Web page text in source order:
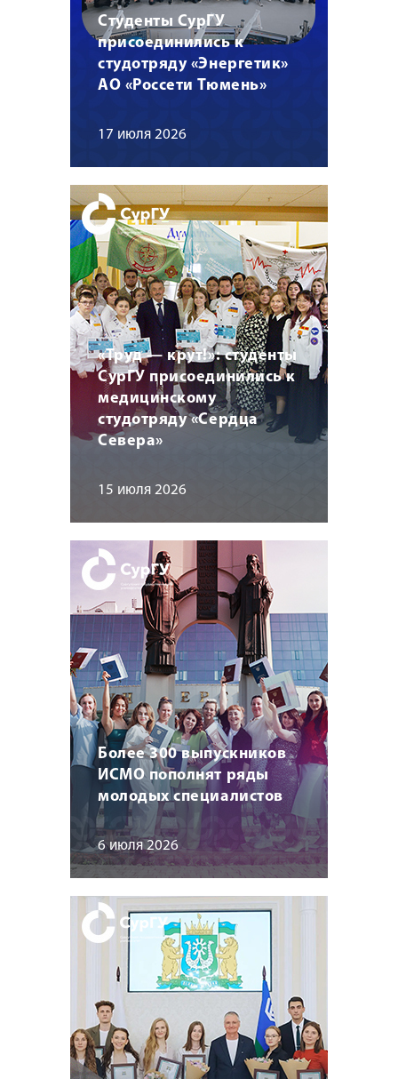
Студенты СурГУ
присоединились к
студотряду «Энергетик»
АО «Россети Тюмень»
17 июля 2026
«Труд — крут!»: студенты
СурГУ присоединились к
медицинскому
студотряду «Сердца
Севера»
15 июля 2026
Более 300 выпускников
ИСМО пополнят ряды
молодых специалистов
6 июля 2026